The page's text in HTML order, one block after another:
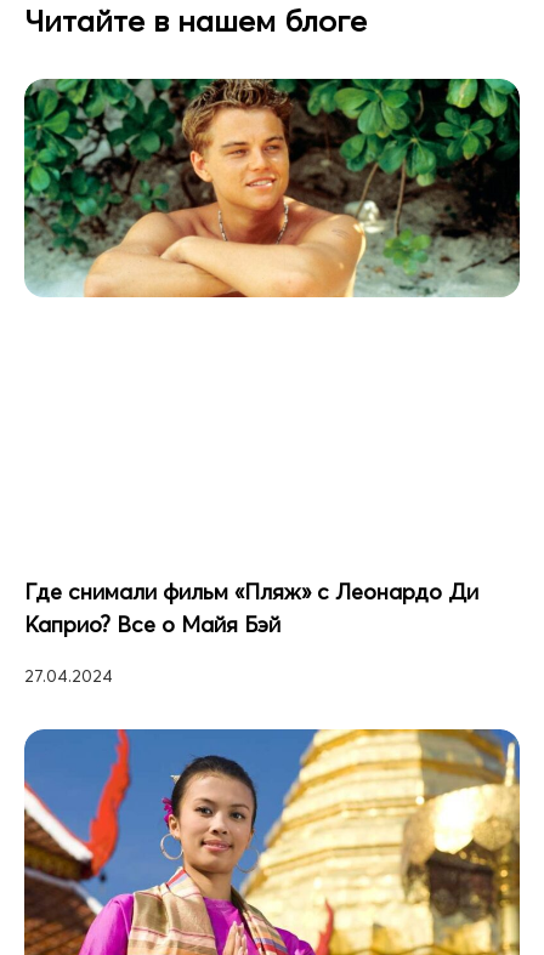
Читайте в нашем блоге
Где снимали фильм «Пляж» с Леонардо Ди
Каприо? Все о Майя Бэй
27.04.2024